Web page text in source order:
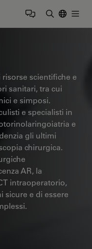
scientifiche e
sanitari, tra cui
e simposi.
e specialisti in
e
gli ultimi
chirurgica.
AR, la
intraoperatorio,
sicure e di essere